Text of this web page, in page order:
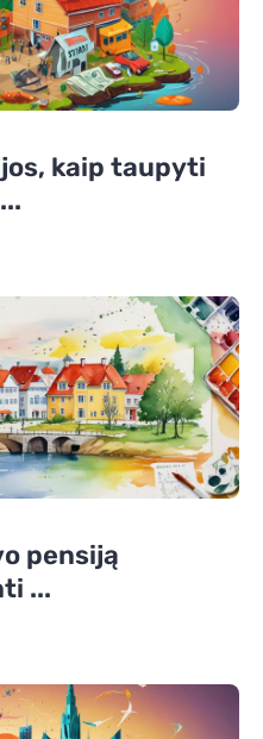
kaip taupyti
pensiją
...